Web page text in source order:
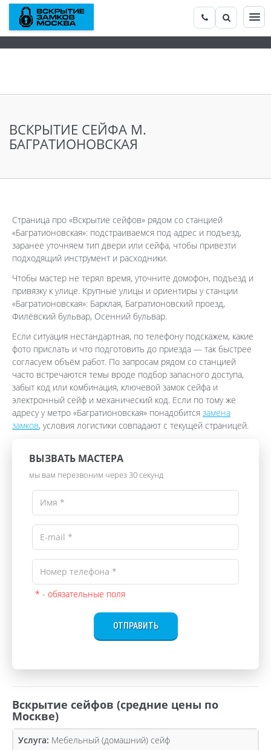
ВСКРЫТИЕ СЕЙФА М.
БАГРАТИОНОВСКАЯ
Страница про «Вскрытие сейфов» рядом со станцией
«Багратионовская»: подстраиваемся под адрес и подъезд,
заранее уточняем тип двери или сейфа, чтобы привезти
подходящий инструмент и расходники.
Чтобы мастер не терял время, уточните домофон, подъезд и
привязку к улице. Крупные улицы и ориентиры у станции
«Багратионовская»: Барклая, Багратионовский проезд,
Филёвский бульвар, Осенний бульвар.
Если ситуация нестандартная, по телефону подскажем, какие
фото прислать и что подготовить до приезда — так быстрее
согласуем объём работ. По запросам рядом со станцией
часто встречаются темы вроде подбор запасного доступа,
забыт код или комбинация, ключевой замок сейфа и
электронный сейф и механический код. Если по тому же
адресу у метро «Багратионовская» понадобится замена
замков, условия логистики совпадают с текущей страницей.
ВЫЗВАТЬ МАСТЕРА
мы вам перезвоним через 30 секунд
* - обязательные поля
ОТПРАВИТЬ
Вскрытие сейфов (средние цены по
Москве)
Мебельный (домашний) сейф